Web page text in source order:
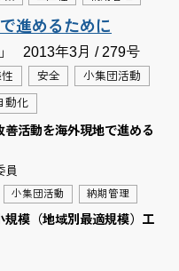
進めるために
2013年3月 / 279号
安全 小集団活動
動化
善活動を海外現地で進める
員
小集団活動 納期管理
規模（地域別最適規模）工